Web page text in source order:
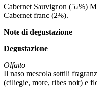
Cabernet Sauvignon (52%)
Cabernet franc (2%).
Note di degustazione
Degustazione
Olfatto
Il naso mescola sottili
(ciliegie, more, ribes noir) e